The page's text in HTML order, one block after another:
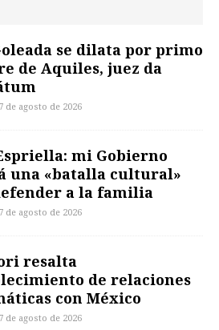
se dilata por primo
de Aquiles, juez da
de agosto de 2026
mi Gobierno
una «batalla cultural»
a la familia
de agosto de 2026
resalta
de relaciones
con México
de agosto de 2026